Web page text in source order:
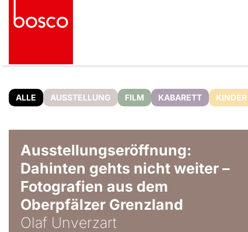
ALLE AUSSTELLUNG FILM KABARETT
Ausstellungseröffnung:
Dahinten gehts nicht weiter –
Fotografien aus dem
Oberpfälzer Grenzland
Olaf Unverzart